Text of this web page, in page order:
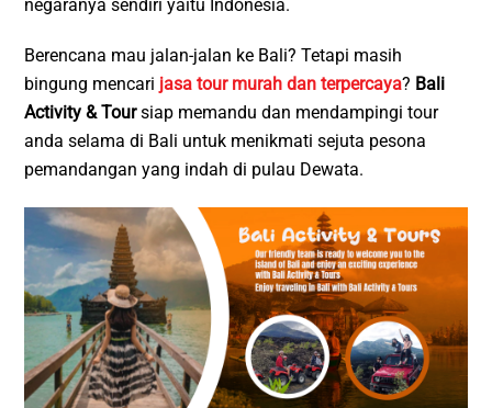
negaranya sendiri yaitu Indonesia.
Berencana mau jalan-jalan ke Bali? Tetapi masih
bingung mencari jasa tour murah dan terpercaya? Bali
Activity & Toursiap memandu dan mendampingi tour
anda selama di Bali untuk menikmati sejuta pesona
pemandangan yang indah di pulau Dewata.